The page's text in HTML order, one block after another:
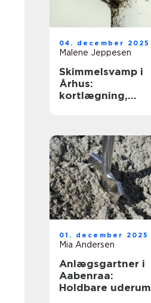
04. december 2025
Malene Jeppesen
Skimmelsvamp i
Århus:
kortlægning,
01. december 2025
Mia Andersen
Anlægsgartner i
Aabenraa:
Holdbare uderum